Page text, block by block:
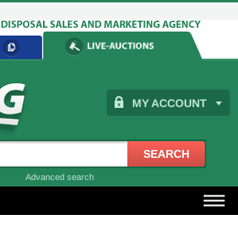
MY ACCOUNT
Advanced search